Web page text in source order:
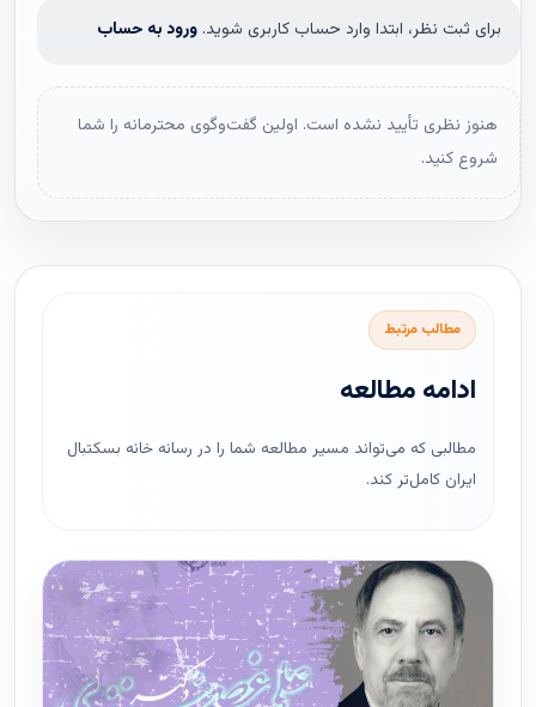
برای ثبت نظر، ابتدا وارد حساب کاربری شوید. ورود به حساب
هنوز نظری تأیید نشده است. اولین گفت‌وگوی محترمانه را شما
شروع کنید.
مطالب مرتبط
ادامه مطالعه
مطالبی که می‌تواند مسیر مطالعه شما را در رسانه خانه بسکتبال
ایران کامل‌تر کند.